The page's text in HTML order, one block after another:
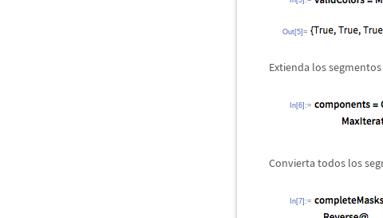
Out[5]=
Extienda los
In[6]:=
Convierta todos los
In[7]:=